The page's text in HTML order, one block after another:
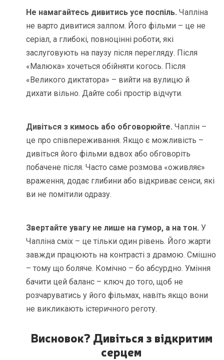
Не намагайтесь дивитись усе поспіль.Чапліна
не варто дивитися залпом. Його фільми – це не
серіал, а глибокі, повноцінні роботи, які
заслуговують на паузу після перегляду. Після
«Малюка» хочеться обійняти когось. Після
«Великого диктатора» – вийти на вулицю й
дихати вільно. Дайте собі простір відчути.
Дивіться з кимось або обговорюйте. Чаплін –
це про співпереживання. Якщо є можливість –
дивіться його фільми вдвох або обговоріть
побачене після. Часто саме розмова «оживляє»
враження, додає глибини або відкриває сенси, які
ви не помітили одразу.
Звертайте увагу не лише на гумор, а на тон. У
Чапліна сміх – це тільки один рівень. Його жарти
завжди працюють на контрасті з драмою. Смішно
– тому що боляче. Комічно – бо абсурдно. Уміння
бачити цей баланс – ключ до того, щоб не
розчаруватись у його фільмах, навіть якщо вони
не викликають істеричного реготу.
Висновок? Дивіться з відкритим
серцем